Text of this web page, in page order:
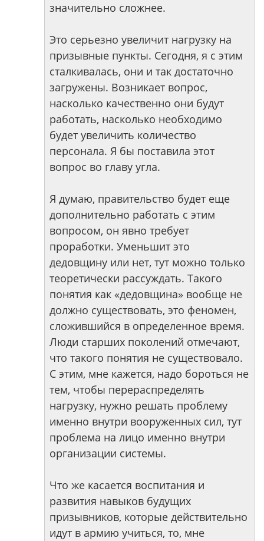
значительно сложнее.
Это серьезно увеличит нагрузку на
призывные пункты. Сегодня, я с этим
сталкивалась, они и так достаточно
загружены. Возникает вопрос,
насколько качественно они будут
работать, насколько необходимо
будет увеличить количество
персонала. Я бы поставила этот
вопрос во главу угла.
Я думаю, правительство будет еще
дополнительно работать с этим
вопросом, он явно требует
проработки. Уменьшит это
дедовщину или нет, тут можно только
теоретически рассуждать. Такого
понятия как «дедовщина» вообще не
должно существовать, это феномен,
сложившийся в определенное время.
Люди старших поколений отмечают,
что такого понятия не существовало.
С этим, мне кажется, надо бороться не
тем, чтобы перераспределять
нагрузку, нужно решать проблему
именно внутри вооруженных сил, тут
проблема на лицо именно внутри
организации системы.
Что же касается воспитания и
развития навыков будущих
призывников, которые действительно
идут в армию учиться, то, мне